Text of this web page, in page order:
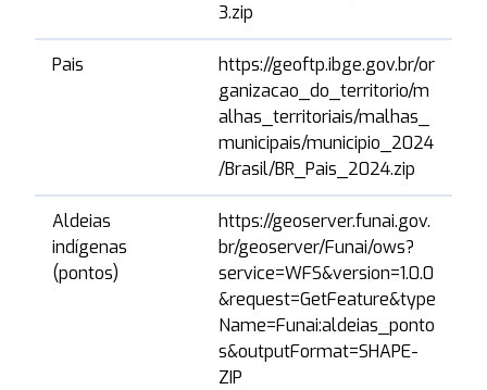
3.zip
Pais
https://geoftp.ibge.gov.br/or
ganizacao_do_territorio/m
alhas_territoriais/malhas_
municipais/municipio_2024
/Brasil/BR_Pais_2024.zip
Aldeias
indígenas
(pontos)
https://geoserver.funai.gov.
br/geoserver/Funai/ows?
service=WFS&version=1.0.0
&request=GetFeature&type
Name=Funai:aldeias_ponto
s&outputFormat=SHAPE-
ZIP